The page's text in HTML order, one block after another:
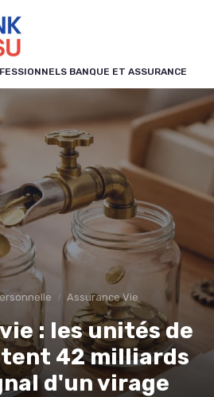
BANQUE ET ASSURANCE
Assurance Vie
: les unités de
42 milliards
d'un virage